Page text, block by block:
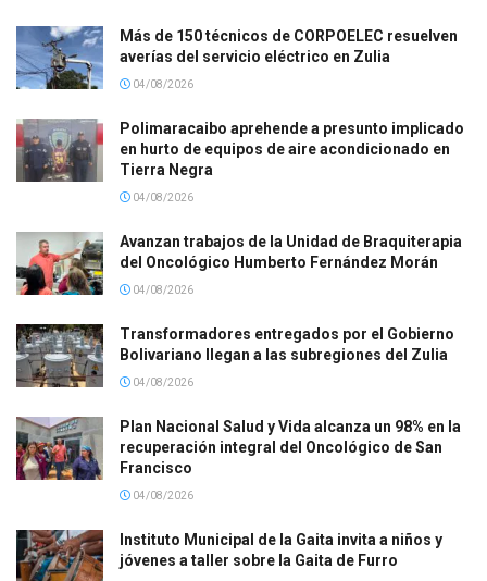
Más de 150 técnicos de CORPOELEC resuelven
averías del servicio eléctrico en Zulia
04/08/2026
Polimaracaibo aprehende a presunto implicado
en hurto de equipos de aire acondicionado en
Tierra Negra
04/08/2026
Avanzan trabajos de la Unidad de Braquiterapia
del Oncológico Humberto Fernández Morán
04/08/2026
Transformadores entregados por el Gobierno
Bolivariano llegan a las subregiones del Zulia
04/08/2026
Plan Nacional Salud y Vida alcanza un 98% en la
recuperación integral del Oncológico de San
Francisco
04/08/2026
Instituto Municipal de la Gaita invita a niños y
jóvenes a taller sobre la Gaita de Furro